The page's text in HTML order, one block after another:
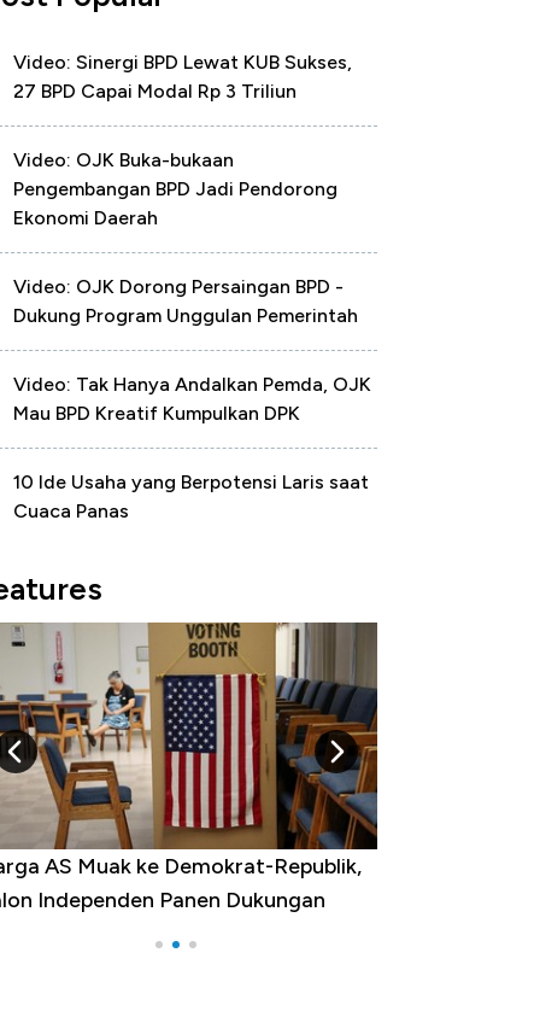
Video: Sinergi BPD Lewat KUB Sukses,
27 BPD Capai Modal Rp 3 Triliun
Video: OJK Buka-bukaan
Pengembangan BPD Jadi Pendorong
Ekonomi Daerah
Video: OJK Dorong Persaingan BPD -
Dukung Program Unggulan Pemerintah
Video: Tak Hanya Andalkan Pemda, OJK
Mau BPD Kreatif Kumpulkan DPK
10 Ide Usaha yang Berpotensi Laris saat
Cuaca Panas
Tak Perlu Bom Nuklir, Iran Punya Senjata
yang Bikin Dunia Ketar-Ketir